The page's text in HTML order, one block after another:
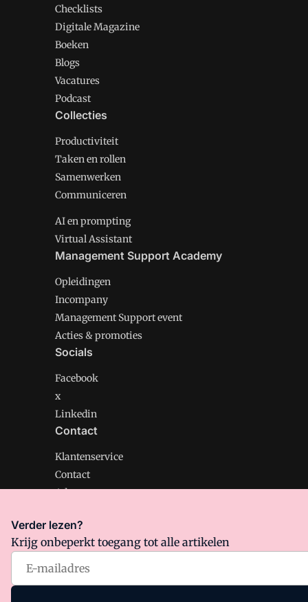
Checklists
Digitale Magazine
Boeken
Blogs
Vacatures
Podcast
Collecties
Productiviteit
Taken en rollen
Samenwerken
Communiceren
AI en prompting
Virtual Assistant
Management Support Academy
Opleidingen
Incompany
Management Support event
Acties & promoties
Socials
Facebook
x
Linkedin
Contact
Klantenservice
Contact
Adverteren
Management Support is onderdeel van VMN media.
Algemene Voorwaarden
Verder lezen?
Krijg onbeperkt toegang tot alle artikelen